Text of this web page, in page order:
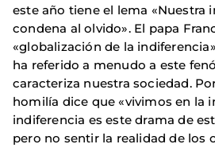
este año tiene el lema «Nuestra
condena al olvido». El papa
«globalización de la
ha referido a menudo a este
caracteriza nuestra sociedad.
homilía dice que «vivimos en la
indiferencia es este drama de
pero no sentir la realidad de los